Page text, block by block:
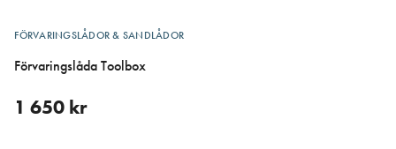
FÖRVARINGSLÅDOR & SANDLÅDOR
Förvaringslåda Toolbox
1 650 kr